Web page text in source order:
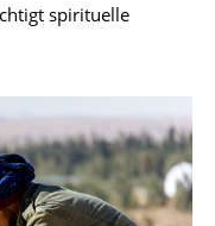
spirituelle